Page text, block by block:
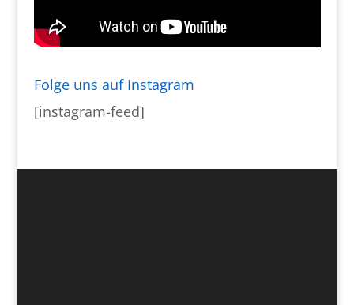
Folge uns auf Instagram
[instagram-feed]